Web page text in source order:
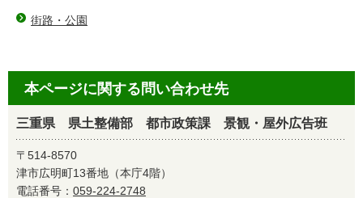
街路・公園
本ページに関する問い合わせ先
三重県 県土整備部 都市政策課 景観・屋外広告班
〒514-8570
津市広明町13番地（本庁4階）
電話番号： 059-224-2748